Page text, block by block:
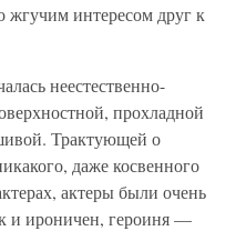
жгучим интересом друг к
неестественно-
прохладной
Трактующей о
даже косвенного
актеры были очень
и ироничен, героиня —